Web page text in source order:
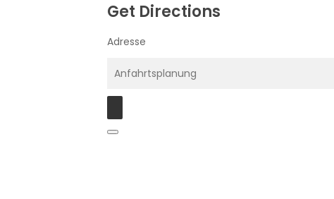
Get Directions
Adresse